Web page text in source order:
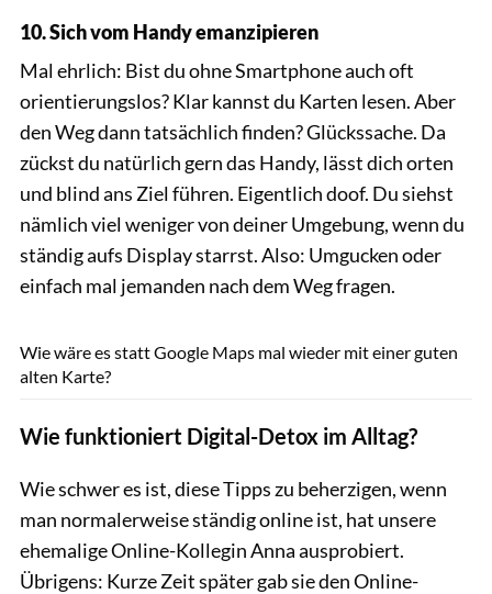
10. Sich vom Handy emanzipieren
Mal ehrlich: Bist du ohne Smartphone auch oft
orientierungslos? Klar kannst du Karten lesen. Aber
den Weg dann tatsächlich finden? Glückssache. Da
zückst du natürlich gern das Handy, lässt dich orten
und blind ans Ziel führen. Eigentlich doof. Du siehst
nämlich viel weniger von deiner Umgebung, wenn du
ständig aufs Display starrst. Also: Umgucken oder
einfach mal jemanden nach dem Weg fragen.
Wie wäre es statt Google Maps mal wieder mit einer guten
alten Karte?
Wie funktioniert Digital-Detox im Alltag?
Wie schwer es ist, diese Tipps zu beherzigen, wenn
man normalerweise ständig online ist, hat unsere
ehemalige Online-Kollegin Anna ausprobiert.
Übrigens: Kurze Zeit später gab sie den Online-